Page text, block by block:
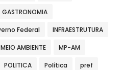
GASTRONOMIA
Federal INFRAESTRUTURA
MEIO AMBIENTE MP-AM
POLITICA Política pref